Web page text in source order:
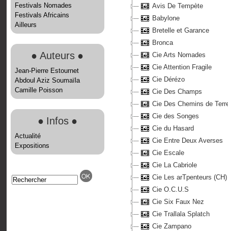
Festivals Nomades
Festivals Africains
Ailleurs
● Auteurs ●
Jean-Pierre Estournet
Abdoul Aziz Soumaïla
Camille Poisson
● Infos ●
Actualité
Expositions
Avis De Tempète
Babylone
Bretelle et Garance
Bronca
Cie Arts Nomades
Cie Attention Fragile
Cie Dérézo
Cie Des Champs
Cie Des Chemins de
Cie des Songes
Cie du Hasard
Cie Entre Deux Averses
Cie Escale
Cie La Cabriole
Cie Les arTpenteurs (CH)
Cie O.C.U.S
Cie Six Faux Nez
Cie Trallala Splatch
Cie Zampano